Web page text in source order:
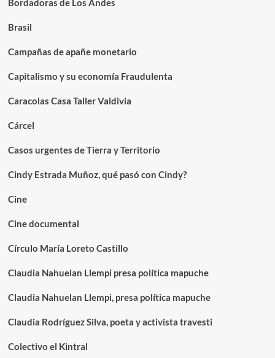
Bordadoras de Los Andes
Brasil
Campañas de apañe monetario
Capitalismo y su economía Fraudulenta
Caracolas Casa Taller Valdivia
Cárcel
Casos urgentes de Tierra y Territorio
Cindy Estrada Muñoz, qué pasó con Cindy?
Cine
Cine documental
Círculo María Loreto Castillo
Claudia Nahuelan Llempi presa política mapuche
Claudia Nahuelan Llempi, presa política mapuche
Claudia Rodríguez Silva, poeta y activista travesti
Colectivo el Kintral